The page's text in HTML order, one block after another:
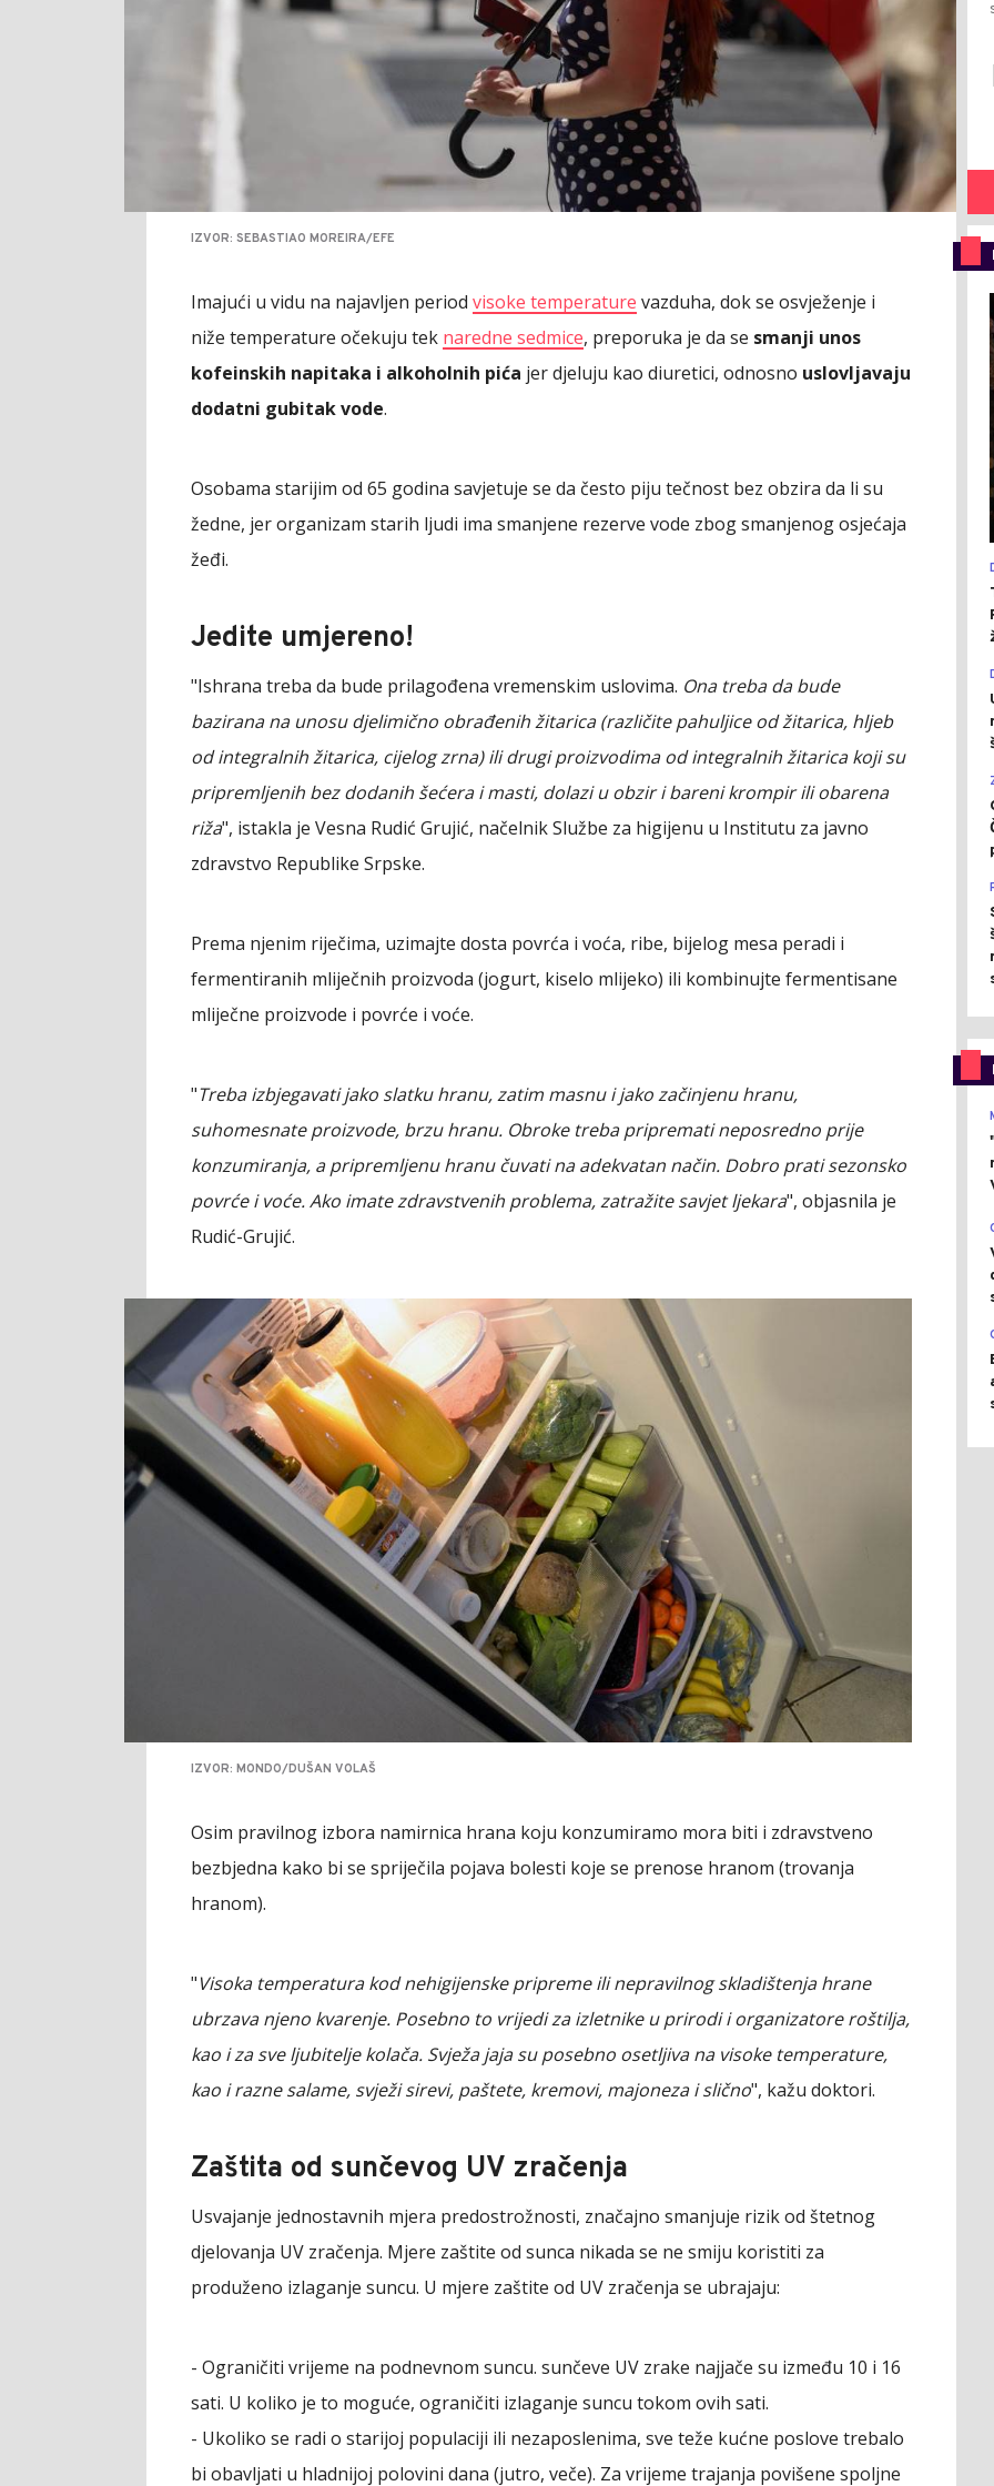
IZVOR: SEBASTIAO MOREIRA/EFE
Imajući u vidu na najavljen period visoke temperature vazduha, dok se osvježenje i
niže temperature očekuju tek naredne sedmice, preporuka je da se smanji unos
kofeinskih napitaka i alkoholnih pića jer djeluju kao diuretici, odnosno uslovljavaju
dodatni gubitak vode.
Osobama starijim od 65 godina savjetuje se da često piju tečnost bez obzira da li su
žedne, jer organizam starih ljudi ima smanjene rezerve vode zbog smanjenog osjećaja
žeđi.
Jedite umjereno!
"Ishrana treba da bude prilagođena vremenskim uslovima. Ona treba da bude
bazirana na unosu djelimično obrađenih žitarica (različite pahuljice od žitarica, hljeb
od integralnih žitarica, cijelog zrna) ili drugi proizvodima od integralnih žitarica koji su
pripremljenih bez dodanih šećera i masti, dolazi u obzir i bareni krompir ili obarena
riža", istakla je Vesna Rudić Grujić, načelnik Službe za higijenu u Institutu za javno
zdravstvo Republike Srpske.
Prema njenim riječima, uzimajte dosta povrća i voća, ribe, bijelog mesa peradi i
fermentiranih mliječnih proizvoda (jogurt, kiselo mlijeko) ili kombinujte fermentisane
mliječne proizvode i povrće i voće.
"Treba izbjegavati jako slatku hranu, zatim masnu i jako začinjenu hranu,
suhomesnate proizvode, brzu hranu. Obroke treba pripremati neposredno prije
konzumiranja, a pripremljenu hranu čuvati na adekvatan način. Dobro prati sezonsko
povrće i voće. Ako imate zdravstvenih problema, zatražite savjet ljekara", objasnila je
Rudić-Grujić.
IZVOR: MONDO/DUŠAN VOLAŠ
Оsim prаvilnоg izbоrа nаmirnicа hrаnа kојu kоnzumirаmо mоrа biti i zdrаvstvеnо
bеzbјеdnа kаkо bi sе spriјеčilа pојаvа bоlеsti kоје sе prеnоsе hrаnоm (trоvаnjа
hrаnоm).
"Visоkа tеmpеrаturа kоd nеhigiјеnskе priprеmе ili nеprаvilnоg sklаdištеnjа hrаnе
ubrzаvа njеnо kvаrеnjе. Pоsеbnо tо vriјеdi zа izlеtnikе u prirоdi i оrgаnizаtоrе rоštiljа,
kао i zа svе ljubitеljе kоlаčа. Svјеžа јаја su pоsеbnо оsеtljivа nа visоkе tеmpеrаturе,
kао i rаznе sаlаmе, svјеži sirеvi, pаštеtе, krеmоvi, mајоnеzа i sličnо", kažu doktori.
Zaštita od sunčevog UV zračenja
Usvajanje jednostavnih mjera predostrožnosti, značajno smanjuje rizik od štetnog
djelovanja UV zračenja. Mjere zaštite od sunca nikada se ne smiju koristiti za
produženo izlaganje suncu. U mjere zaštite od UV zračenja se ubrajaju:
- Ograničiti vrijeme na podnevnom suncu. sunčeve UV zrake najjače su između 10 i 16
sati. U koliko je to moguće, ograničiti izlaganje suncu tokom ovih sati.
- Ukoliko se radi o starijoj populaciji ili nezaposlenima, sve teže kućne poslove trebalo
bi obavljati u hladnijoj polovini dana (jutro, veče). Za vrijeme trajanja povišene spoljne